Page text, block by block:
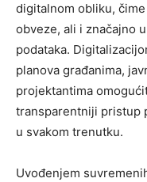
digitalnom obliku,
obveze, ali i značajno
podataka.
planova građanima,
projektantima
transparentniji pristup
u svakom trenutku.
Uvođenjem